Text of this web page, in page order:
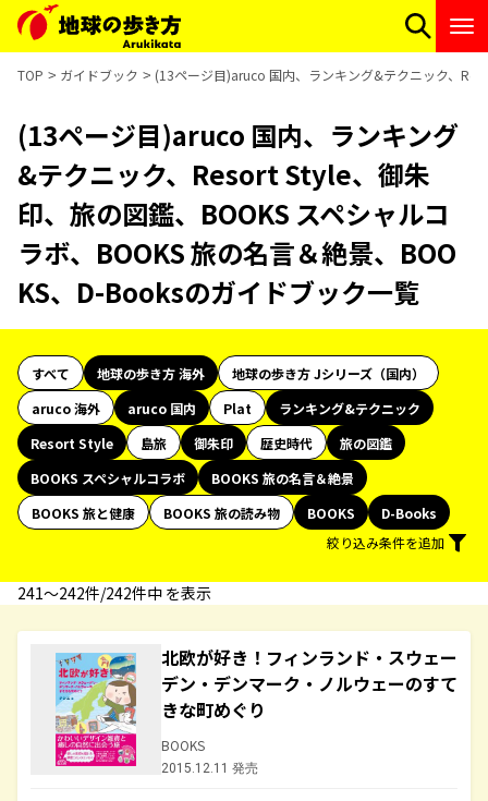
TOP ガイドブック (13ページ目)aruco 国内、ランキング&テクニック、
(13ページ目)aruco 国内、ランキング
&テクニック、Resort Style、御朱
印、旅の図鑑、BOOKS スペシャルコ
ラボ、BOOKS 旅の名言＆絶景、BOO
KS、D-Booksのガイドブック一覧
すべて 地球の歩き方 海外
地球の歩き方 Jシリーズ（国内）
aruco 海外
aruco 国内 Plat
ランキング&テクニック
Resort Style
島旅 御朱印 歴史時代
旅の図鑑
BOOKS スペシャルコラボ
BOOKS 旅の名言＆絶景
BOOKS 旅と健康
BOOKS 旅の読み物 BOOKS
D-Books
絞り込み条件を追加
241〜242件/242件中 を表示
北欧が好き！フィンランド・スウェー
デン・デンマーク・ノルウェーのすて
きな町めぐり
BOOKS
2015.12.11 発売